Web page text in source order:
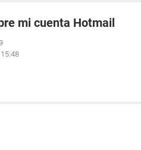
mi cuenta Hotmail